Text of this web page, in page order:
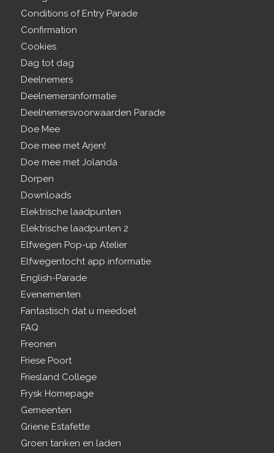
Conditions of Entry Parade
Confirmation
Cookies
Dag tot dag
Deelnemers
Deelnemersinformatie
Deelnemersvoorwaarden Parade
Doe Mee
Doe mee met Arjen!
Doe mee met Jolanda
Dorpen
Downloads
Elektrische laadpunten
Elektrische laadpunten 2
Elfwegen Pop-up Atelier
Elfwegentocht app informatie
English-Parade
Evenementen
Fantastisch dat u meedoet
FAQ
Freonen
Friese Poort
Friesland College
Frysk Homepage
Gemeenten
Griene Estafette
Groen tanken en laden